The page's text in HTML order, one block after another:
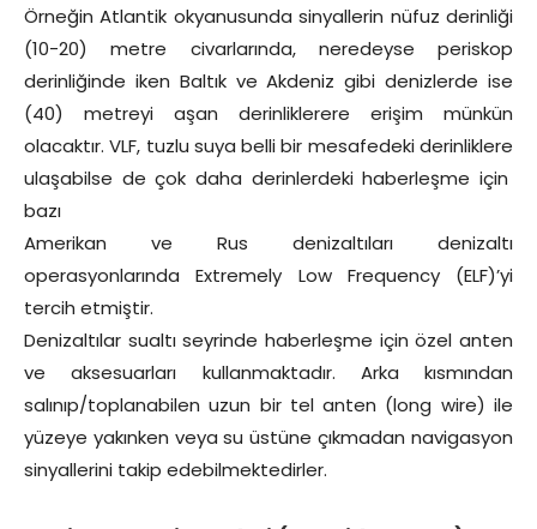
Örneğin Atlantik okyanusunda sinyallerin nüfuz derinliği
(10-20) metre civarlarında, neredeyse periskop
derinliğinde iken Baltık ve Akdeniz gibi denizlerde ise
(40) metreyi aşan derinliklerere erişim münkün
olacaktır. VLF, tuzlu suya belli bir mesafedeki derinliklere
ulaşabilse de çok daha derinlerdeki haberleşme için
bazı
Amerikan ve Rus denizaltıları denizaltı
operasyonlarında Extremely Low Frequency (ELF)’yi
tercih etmiştir.
Denizaltılar sualtı seyrinde haberleşme için özel anten
ve aksesuarları kullanmaktadır. Arka kısmından
salınıp/toplanabilen uzun bir tel anten (long wire) ile
yüzeye yakınken veya su üstüne çıkmadan navigasyon
sinyallerini takip edebilmektedirler.